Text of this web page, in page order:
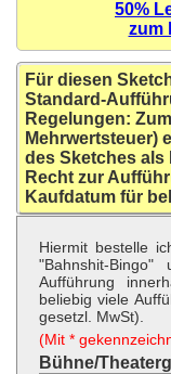
50%
zum
Für diesen
Standard-
Regelungen:
Mehrwertsteuer)
des Sketches als
Recht zur
Kaufdatum für
Hiermit bestelle
"Bahnshit-
Aufführung
beliebig viele
gesetzl. MwSt).
(Mit *
Bühne/